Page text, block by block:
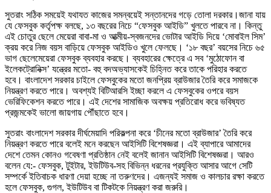
সুতরাং সঠিক সময়েই যথাযত কাজের সমন্বয়েই সন্তানদের গড়ে তোলা দরকার।জানা যায়
যে ফেসবুক কর্তৃপক্ষ বলছে, ১৩ বছরের নিচে “ফেসবুক আইডি” খুলতে পারবে না। কিন্তু
এই চোতুর ছেলে মেয়েরা বাবা-মা ও আত্মীয়-স্বজনদের ভোটার আইডি দিয়ে ‘মোবাইল সিম’
ক্রয় করে নিজ বয়স বাড়িয়ে ফেসবুক আইডিও খুলে ফেলছে। ‘১৮ বছর’ বয়সের নিচে ৬৫
ভাগ ছেলেমেয়েরা ফেসবুক ব্যবহার করছে। ব্যবহারের ক্ষেত্রে এ সব ‘মুঠোফোন বা
ইলেকট্রোনিক্স’ যন্ত্রের মতো- বহু বদঅভ্যাসকেই চিহ্নিত করে তাকে পরিহার করতে
হবে। বাংলাদেশ সরকার চাইলে ফেসবুকের মতো জনপ্রিয় ব্রাউজার তৈরি করে সমাজকে
নিয়ন্ত্রণ করতে পারে। অবশ্যই বিটিআরসি ইচ্ছা করলে এ ফেসবুকের ওপরে বয়স
ভেরিফিকেশন করতে পারে। এই দেশের সামাজিক অবক্ষয় প্রতিরোধ করে ভবিষ্যত
প্রজন্মকেই ভালো জায়গায় পৌঁছাতে হবে।
সুতরাং বাংলাদেশ সরকার দীর্ঘমেয়াদি পরিকল্পনা করে ‘চীনের মতো ব্রাউজার’ তৈরি করে
নিয়ন্ত্রণ করতে পারে বলেই মনে করছেন আইসিটি বিশেষজ্ঞরা। এই ব্যাপারে আমাদের
দেশে তেমন কোনও গবেষণা প্রতিষ্ঠান নেই বলেই জানান আইসিটি বিশেষজ্ঞরা। আরও
বলেন যে:- ফেসবুক, টুইটার, ইউটিউব-সহ বিভিন্ন ধরনের প্রযুক্তি আসার আগে সেটি
সম্পর্কে ইতিবাচক ধারণা দেয়া হচ্ছে না তরুণদের। এজন্যই সমাজ ও কালচার রক্ষা করতে
হলে ফেসবুক, গুগল, ইউটিউব বা টিকটকে নিয়ন্ত্রণ করা জরুরি।